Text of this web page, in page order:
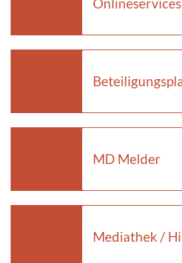
Onlineservices
MD Melder
Mediathek /